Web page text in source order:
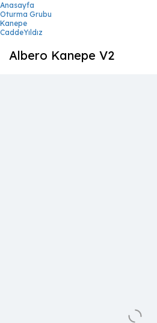
Anasayfa
Oturma Grubu
Kanepe
CaddeYıldız
Albero Kanepe V2